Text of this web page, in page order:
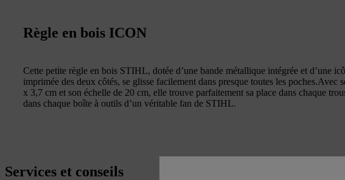
Règle en bois ICON
Cette petite règle en bois STIHL, dotée d’une bande métallique intégrée et d’une
imprimée des deux côtés, se glisse facilement dans presque toutes les poches.Avec
x 3,7 cm et son échelle de 20 cm, elle trouve parfaitement sa place dans chaque
dans chaque boîte à outils d’un véritable fan de STIHL.
Services et conseils